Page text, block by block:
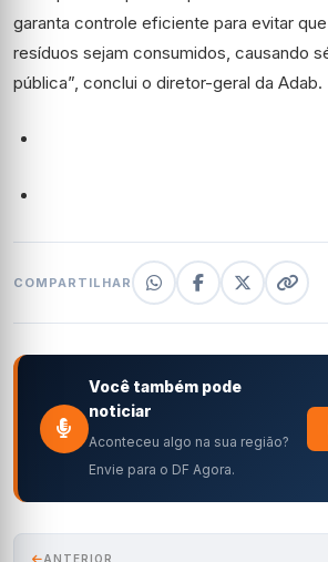
garanta controle eficiente para evitar
resíduos sejam consumidos, causando
pública”, conclui o diretor-geral da Adab.
COMPARTILHAR
Você também pode
noticiar
Aconteceu algo na sua região?
Envie para o DF Agora.
ANTERIOR